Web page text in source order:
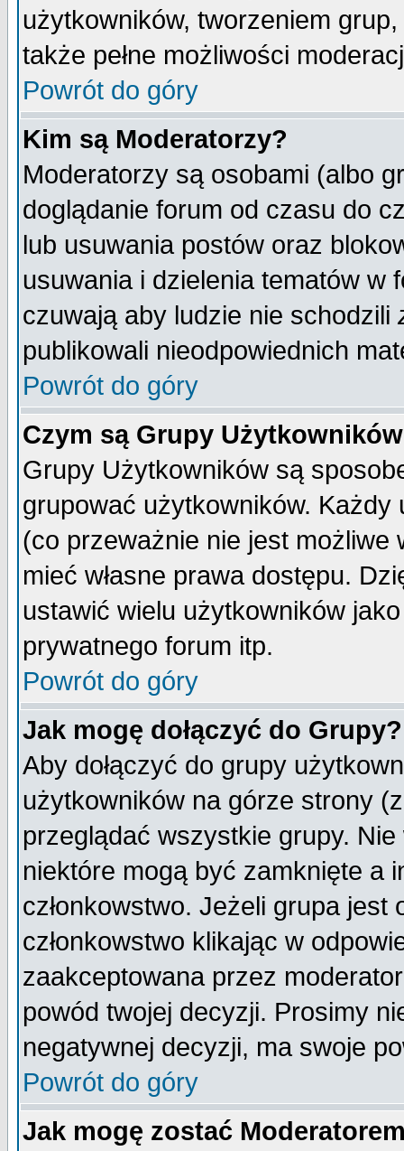
użytkowników, tworzeniem
także pełne możliwości
Powrót do góry
Kim są Moderatorzy?
Moderatorzy są osobami (albo
doglądanie forum od czasu do
lub usuwania postów oraz
usuwania i dzielenia tematów w
czuwają aby ludzie nie schodzili
publikowali nieodpowiednich
Powrót do góry
Czym są Grupy
Grupy Użytkowników są
grupować użytkowników.
(co przeważnie nie jest
mieć własne prawa dostępu.
ustawić wielu użytkowników
prywatnego forum itp.
Powrót do góry
Jak mogę dołączyć do Grupy?
Aby dołączyć do grupy
użytkowników na górze strony
przeglądać wszystkie grupy.
niektóre mogą być zamknięte a
członkowstwo. Jeżeli grupa
członkowstwo klikając w
zaakceptowana przez
powód twojej decyzji. Prosimy
negatywnej decyzji, ma swoje
Powrót do góry
Jak mogę zostać